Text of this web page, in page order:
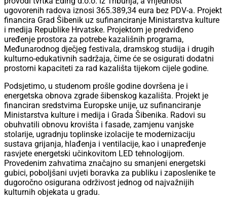
ugovorenih radova iznosi 365.389,34 eura bez PDV-a. Projekt
financira Grad Šibenik uz sufinanciranje Ministarstva kulture
i medija Republike Hrvatske. Projektom je predviđeno
uređenje prostora za potrebe kazališnih programa,
Međunarodnog dječjeg festivala, dramskog studija i drugih
kulturno-edukativnih sadržaja, čime će se osigurati dodatni
prostorni kapaciteti za rad kazališta tijekom cijele godine.
Podsjetimo, u studenom prošle godine dovršena je i
energetska obnova zgrade šibenskog kazališta. Projekt je
financiran sredstvima Europske unije, uz sufinanciranje
Ministarstva kulture i medija i Grada Šibenika. Radovi su
obuhvatili obnovu krovišta i fasade, zamjenu vanjske
stolarije, ugradnju toplinske izolacije te modernizaciju
sustava grijanja, hlađenja i ventilacije, kao i unapređenje
rasvjete energetski učinkovitom LED tehnologijom.
Provedenim zahvatima značajno su smanjeni energetski
gubici, poboljšani uvjeti boravka za publiku i zaposlenike te
dugoročno osigurana održivost jednog od najvažnijih
kulturnih objekata u gradu.